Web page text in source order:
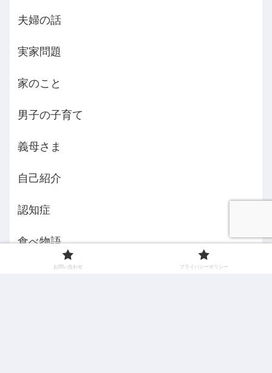
夫婦の話
実家問題
家のこと
男子の子育て
義母さま
自己紹介
認知症
食べ物語
お問い合わせ プライバシーポリシー